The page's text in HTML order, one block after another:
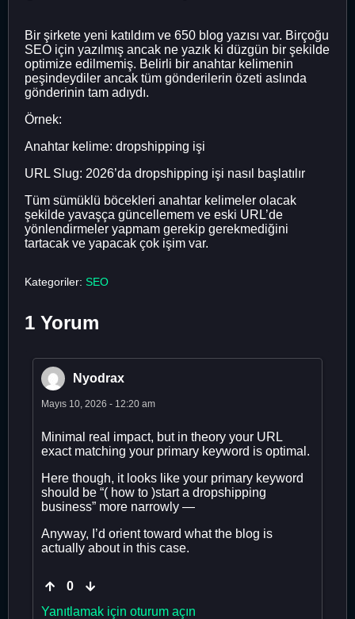
Bir şirkete yeni katıldım ve 650 blog yazısı var. Birçoğu
SEO için yazılmış ancak ne yazık ki düzgün bir şekilde
optimize edilmemiş. Belirli bir anahtar kelimenin
peşindeydiler ancak tüm gönderilerin özeti aslında
gönderinin tam adıydı.
Örnek:
Anahtar kelime: dropshipping işi
URL Slug: 2026’da dropshipping işi nasıl başlatılır
Tüm sümüklü böcekleri anahtar kelimeler olacak
şekilde yavaşça güncellemem ve eski URL’de
yönlendirmeler yapmam gerekip gerekmediğini
tartacak ve yapacak çok işim var.
Kategoriler: SEO
1 Yorum
Nyodrax
Mayıs 10, 2026 - 12:20 am
Minimal real impact, but in theory your URL
exact matching your primary keyword is optimal.
Here though, it looks like your primary keyword
should be “( how to )start a dropshipping
business” more narrowly —
Anyway, I’d orient toward what the blog is
actually about in this case.
0
Yanıtlamak için oturum açın